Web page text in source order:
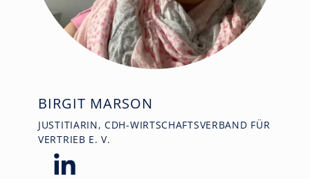
BIRGIT MARSON
JUSTITIARIN, CDH-WIRTSCHAFTSVERBAND FÜR
VERTRIEB E. V.